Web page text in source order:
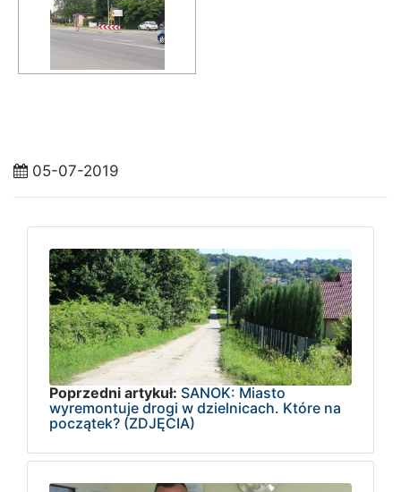
05-07-2019
Poprzedni artykuł: SANOK: Miasto
wyremontuje drogi w dzielnicach. Które na
początek? (ZDJĘCIA)